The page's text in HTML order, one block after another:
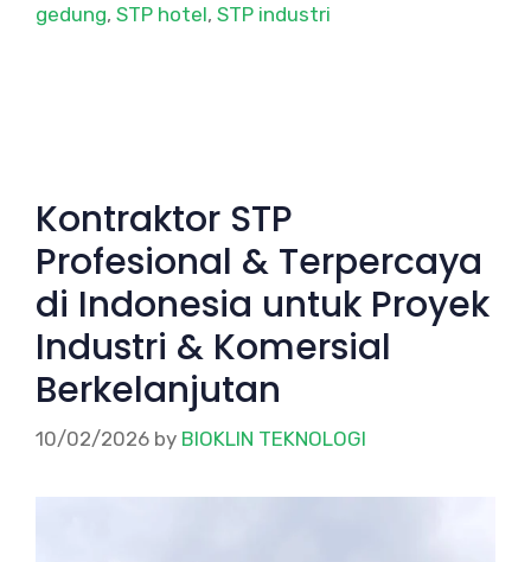
gedung, STP hotel, STP industri
Kontraktor STP
Profesional & Terpercaya
di Indonesia untuk Proyek
Industri & Komersial
Berkelanjutan
10/02/2026 by BIOKLIN TEKNOLOGI